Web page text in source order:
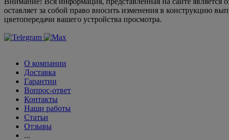
оставляет за собой право вносить изменения в конструкцию
цветопередачи вашего устройства просмотра.
О компании
Доставка
Гарантии
Вопрос-ответ
Контакты
Наши работы
Статьи
Отзывы
...